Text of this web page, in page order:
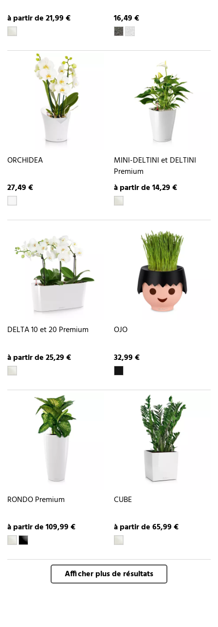
à partir de 21,99 € 16,49 €
ORCHIDEA
27,49 €
MINI-DELTINI et DELTINI
Premium
à partir de 14,29 €
DELTA 10 et 20 Premium
à partir de 25,29 €
OJO
32,99 €
RONDO Premium
à partir de 109,99 €
CUBE
à partir de 65,99 €
Afficher plus de résultats